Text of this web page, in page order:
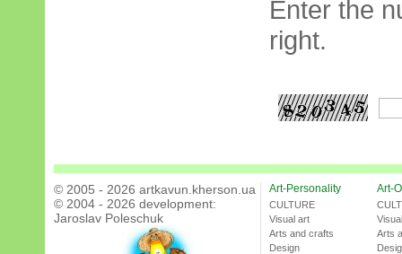
Enter the
right.
© 2005 - 2026 artkavun.kherson.ua
© 2004 - 2026 development:
Jaroslav Poleschuk
Art-Personality
CULTURE
Visual art
Arts and crafts
Design
Art-
Arts